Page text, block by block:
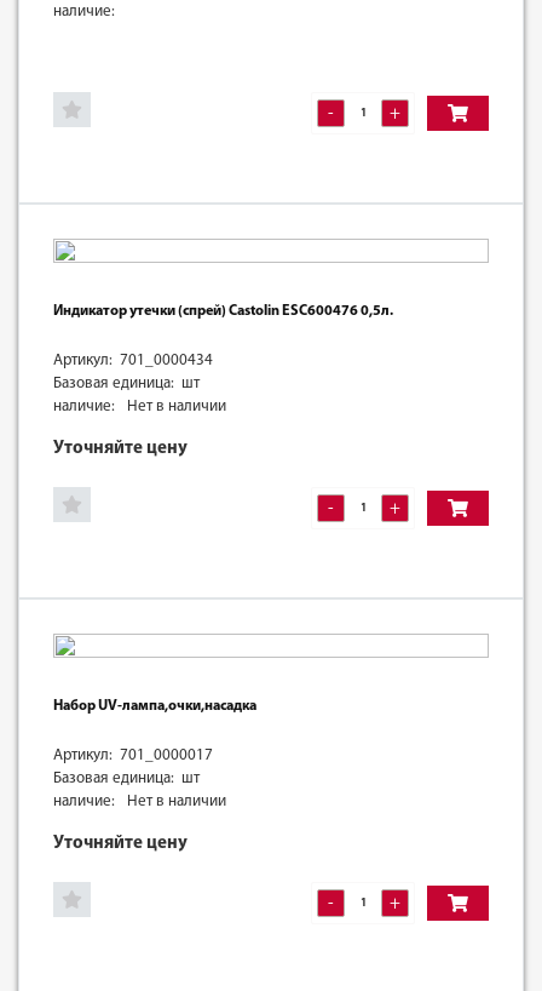
наличие:
- +
Индикатор утечки (спрей) Castolin ESC600476 0,5л.
Артикул: 701_0000434
Базовая единица: шт
наличие:
Нет в наличии
Уточняйте цену
- +
Набор UV-лампа,очки,насадка
Артикул: 701_0000017
Базовая единица: шт
наличие:
Нет в наличии
Уточняйте цену
- +